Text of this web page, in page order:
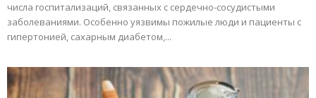
числа госпитализаций, связанных с сердечно-сосудистыми
заболеваниями. Особенно уязвимы пожилые люди и пациенты с
гипертонией, сахарным диабетом,...